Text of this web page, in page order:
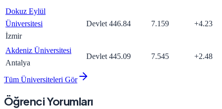
Dokuz Eylül
Üniversitesi
İzmir
Devlet 446.84 7.159 +4.23
Akdeniz Üniversitesi
Antalya
Devlet 445.09 7.545 +2.48
Tüm Üniversiteleri Gör
Öğrenci Yorumları